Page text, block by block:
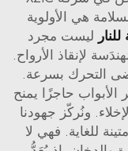
هي الأولوية
ليست مجرد
لإنقاذ الأرواح.
التحرك بسرعة.
حاجزًا يمنح
ونُركّز جهودنا
للغاية. فهي لا